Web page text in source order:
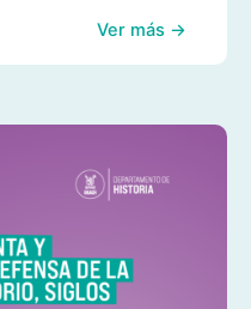
Ver más →